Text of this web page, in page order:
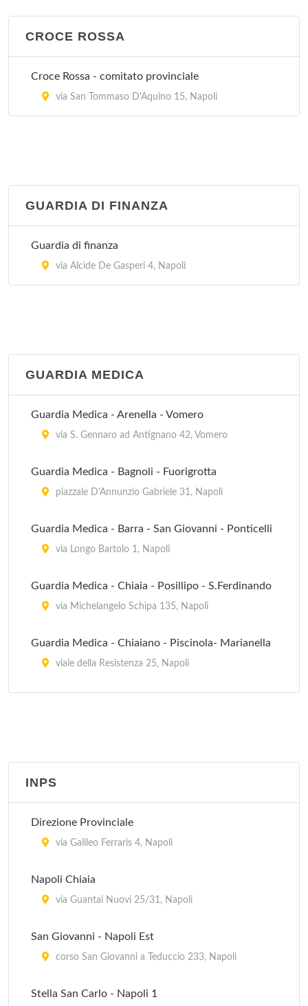
via Provinciale San Gennaro 21, Napoli
CROCE ROSSA
Croce Rossa - comitato provinciale
via San Tommaso D'Aquino 15, Napoli
GUARDIA DI FINANZA
Guardia di finanza
via Alcide De Gasperi 4, Napoli
GUARDIA MEDICA
Guardia Medica - Arenella - Vomero
via S. Gennaro ad Antignano 42, Vomero
Guardia Medica - Bagnoli - Fuorigrotta
piazzale D'Annunzio Gabriele 31, Napoli
Guardia Medica - Barra - San Giovanni - Ponticelli
via Longo Bartolo 1, Napoli
Guardia Medica - Chiaia - Posillipo - S.Ferdinando
via Michelangelo Schipa 135, Napoli
Guardia Medica - Chiaiano - Piscinola- Marianella
viale della Resistenza 25, Napoli
via Carlo de Marco 4, Napoli
Guardia Medica Turistica
INPS
Direzione Provinciale
via Galileo Ferraris 4, Napoli
Napoli Chiaia
via Guantai Nuovi 25/31, Napoli
San Giovanni - Napoli Est
corso San Giovanni a Teduccio 233, Napoli
Stella San Carlo - Napoli 1